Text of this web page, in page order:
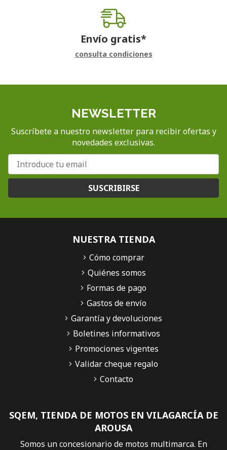
Envío gratis*
consulta condiciones
NEWSLETTER
Suscríbete a nuestro newsletter para recibir ofertas y
novedades exclusivas.
SUSCRIBIRSE
SQEM, TIENDA DE MOTOS EN VILAGARCÍA DE
AROUSA
Somos un concesionario de motos multimarca. En
NUESTRA TIENDA
Cómo comprar
Quiénes somos
Formas de pago
Gastos de envío
Garantía y devoluciones
Boletines informativos
Promociones vigentes
Validar cheque regalo
Contacto